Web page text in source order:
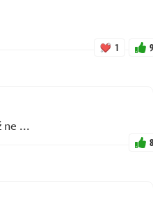
1 9
ne ...
8